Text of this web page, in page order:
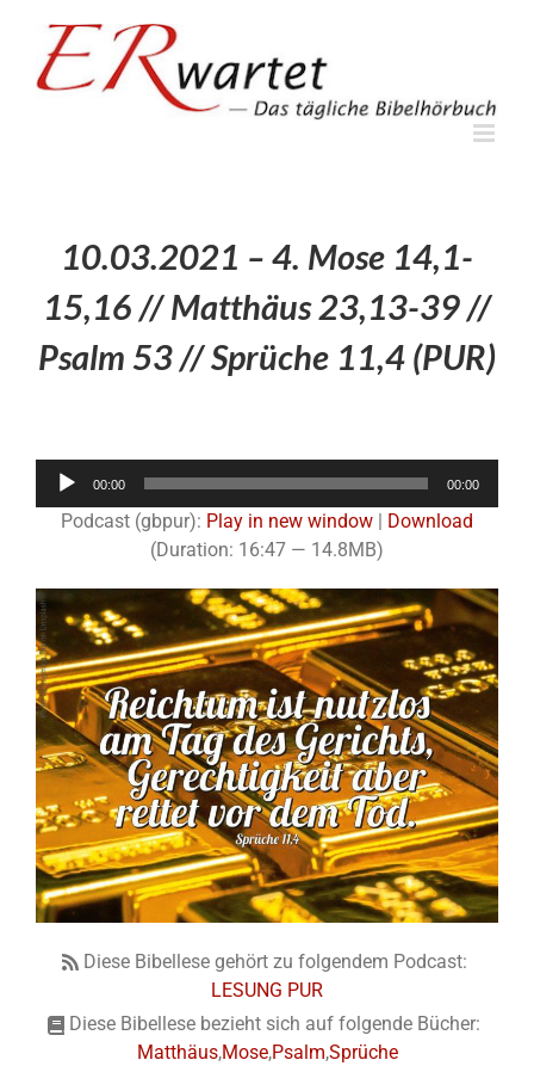
springen
10.03.2021 – 4. Mose 14,1-
15,16 // Matthäus 23,13-39 //
Psalm 53 // Sprüche 11,4 (PUR)
Audio-
00:00 00:00
Podcast (gbpur): Play in new window
Download
(Duration: 16:47 — 14.8MB)
Diese Bibellese gehört zu folgendem Podcast:
LESUNG PUR
Diese Bibellese bezieht sich auf folgende Bücher:
Matthäus,Mose,Psalm,Sprüche